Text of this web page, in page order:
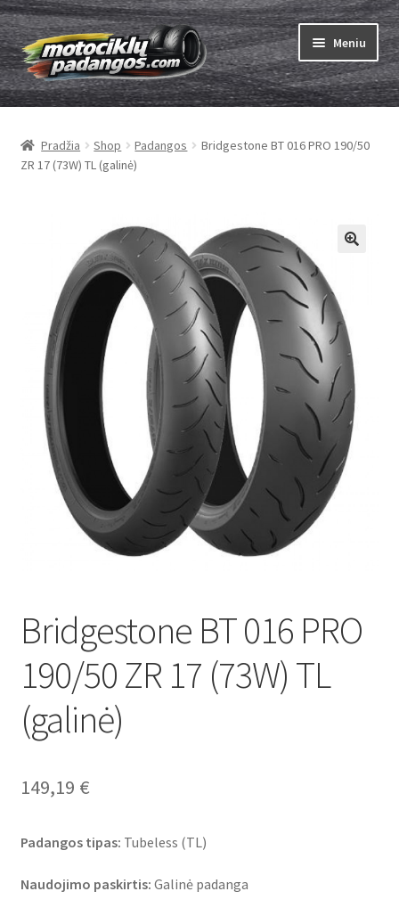
Pereiti
prie
meniu
Pereiti
prie
turinio
Meniu
Padangos
menu
Kameros
menu
Kaip užsisakyti
Brand
sub-
menu
Kontaktai
Pradžia Shop Padangos
Bridgestone BT 016 PRO 190/50
ZR 17 (73W) TL (galinė)
Bridgestone BT 016 PRO
190/50 ZR 17 (73W) TL
(galinė)
149,19 €
Padangos tipas: Tubeless (TL)
Naudojimo paskirtis: Galinė padanga